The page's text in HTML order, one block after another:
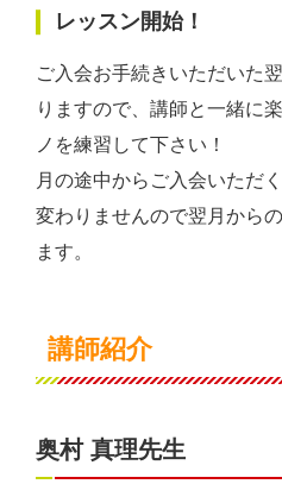
レッスン開始！
ご入会お手続きいただいた
りますので、講師と一緒に
ノを練習して下さい！
月の途中からご入会いただ
変わりませんので翌月から
ます。
講師紹介
奥村 真理先生